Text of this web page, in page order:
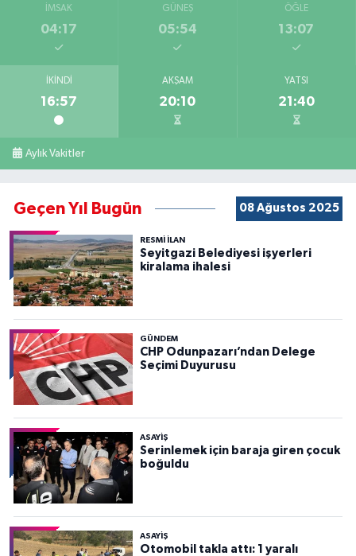
İMSAK
04:17
GÜNEŞ
05:54
ÖĞLE
13:07
İKINDI
16:57
AKŞAM
20:10
YATSI
21:40
Aylık Vakitler
Geçen Yıl Bugün 08 Ağustos 2025
RESMİ İLAN
Seyitgazi Belediyesi işyerleri
kiralama ihalesi
GÜNDEM
CHP Odunpazarı’ndan Delege
Seçimi Duyurusu
ASAYİŞ
Serinlemek için baraja giren çocuk
boğuldu
ASAYİŞ
Otomobil takla attı: 1 yaralı